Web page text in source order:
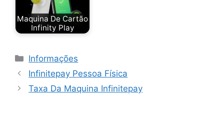
Maquina De Cartão
Infinity Play
Categorias
Informações
Infinitepay Pessoa Física
Taxa Da Maquina Infinitepay